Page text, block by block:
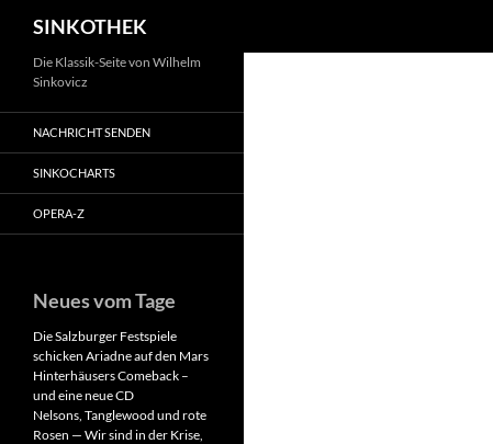
Inhalt
springen
SINKOTHEK
Die Klassik-Seite von Wilhelm
Sinkovicz
NACHRICHT SENDEN
SINKOCHARTS
OPERA-Z
Neues vom Tage
Die Salzburger Festspiele
schicken Ariadne auf den Mars
Hinterhäusers Comeback –
und eine neue CD
Nelsons, Tanglewood und rote
Rosen — Wir sind in der Krise,